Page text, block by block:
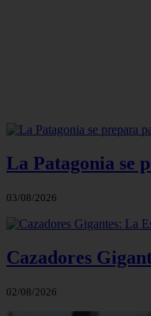
La Patagonia se
03/08/2026
Cazadores
02/08/2026